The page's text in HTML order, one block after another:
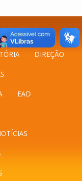
DIREÇÃO
EAD